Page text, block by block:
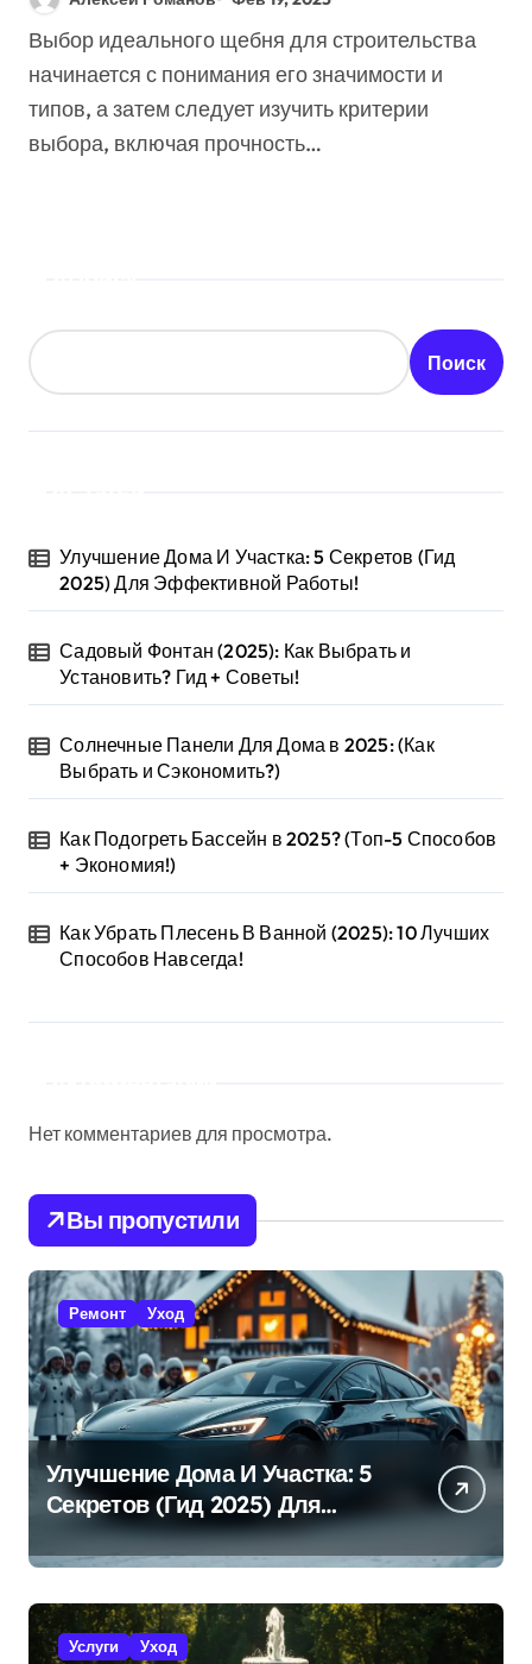
Советов Экспертов)
Выбор идеального щебня для строительства
начинается с понимания его значимости и
типов, а затем следует изучить критерии
выбора, включая прочность…
Поиск
Улучшение Дома И Участка: 5 Секретов (Гид
2025) Для Эффективной Работы!
Садовый Фонтан (2025): Как Выбрать и
Установить? Гид + Советы!
Солнечные Панели Для Дома в 2025: (Как
Выбрать и Сэкономить?)
Как Подогреть Бассейн в 2025? (Топ-5 Способов
+ Экономия!)
Как Убрать Плесень В Ванной (2025): 10 Лучших
Способов Навсегда!
Нет комментариев для просмотра.
Вы пропустили
Ремонт Уход
Улучшение Дома И Участка: 5
Секретов (Гид 2025) Для
Эффективной Работы!
Услуги Уход